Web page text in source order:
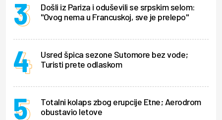
Došli iz Pariza i oduševili se srpskim selom:
"Ovog nema u Francuskoj, sve je prelepo"
Usred špica sezone Sutomore bez vode;
Turisti prete odlaskom
Totalni kolaps zbog erupcije Etne; Aerodrom
obustavio letove